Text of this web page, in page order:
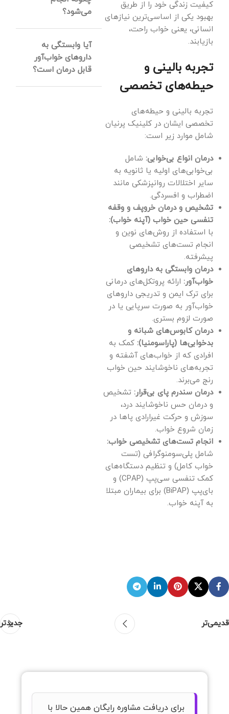
کیفیت زندگی خود را از طریق
بهبود یکی از اساسی‌ترین نیازهای
انسانی، یعنی خواب راحت،
بازیابند.
تجربه بالینی و
حیطه‌های تخصصی
تجربه بالینی و حیطه‌های
تخصصی ایشان در کلینیک پرنیان
شامل موارد زیر است:
درمان انواع بی‌خوابی: شامل
بی‌خوابی‌های اولیه یا ثانویه به
سایر اختلالات روانپزشکی مانند
اضطراب و افسردگی.
تشخیص و درمان خروپف و وقفه
تنفسی حین خواب (آپنه خواب):
با استفاده از روش‌های نوین و
انجام تست‌های تشخیصی
پیشرفته.
درمان وابستگی به داروهای
خواب‌آور: ارائه پروتکل‌های درمانی
برای ترک ایمن و تدریجی داروهای
خواب‌آور به صورت سرپایی یا در
صورت لزوم بستری.
درمان کابوس‌های شبانه و
بدخوابی‌ها (پاراسومنیا): کمک به
افرادی که از خواب‌های آشفته و
تجربه‌های ناخوشایند حین خواب
رنج می‌برند.
درمان سندرم پای بی‌قرار: تشخیص
و درمان حس ناخوشایند درد،
سوزش و حرکت غیرارادی پاها در
زمان شروع خواب.
انجام تست‌های تشخیصی خواب:
شامل پلی‌سومنوگرافی (تست
خواب کامل) و تنظیم دستگاه‌های
کمک تنفسی سی‌پپ (CPAP) و
بای‌پپ (BiPAP) برای بیماران مبتلا
به آپنه خواب.
در طول شب به طور
آن شامل خروپف
بلند، احساس
خستگی شدید در
طول روز، سردردهای
می‌شود؟
ارزیابی کامل و بدون
درد است که معمولاً
در طول یک شب در
آیا وابستگی به
داروهای خواب‌آور
قابل درمان است؟
جدیدتر قدیمی‌تر
برای دریافت مشاوره رایگان همین حالا با